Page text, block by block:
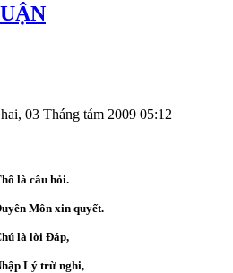
03 Tháng tám 2009 05:12
là câu hỏi.
Môn xin quyết.
là lời Đáp,
Lý trừ nghi,